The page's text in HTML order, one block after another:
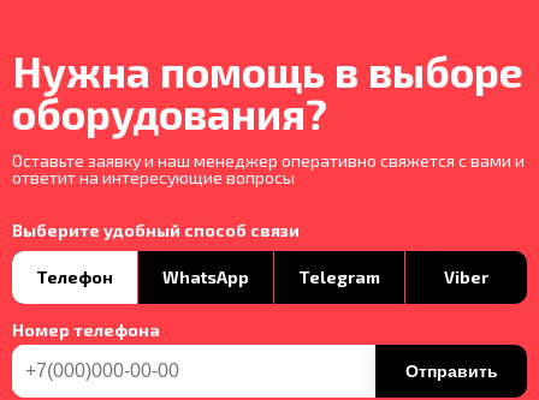
Нужна помощь в выборе
оборудования?
Оставьте заявку и наш менеджер оперативно свяжется с вами и
ответит на интересующие вопросы
Выберите удобный способ связи
Телефон WhatsApp Telegram Viber
Номер телефона
Отправить